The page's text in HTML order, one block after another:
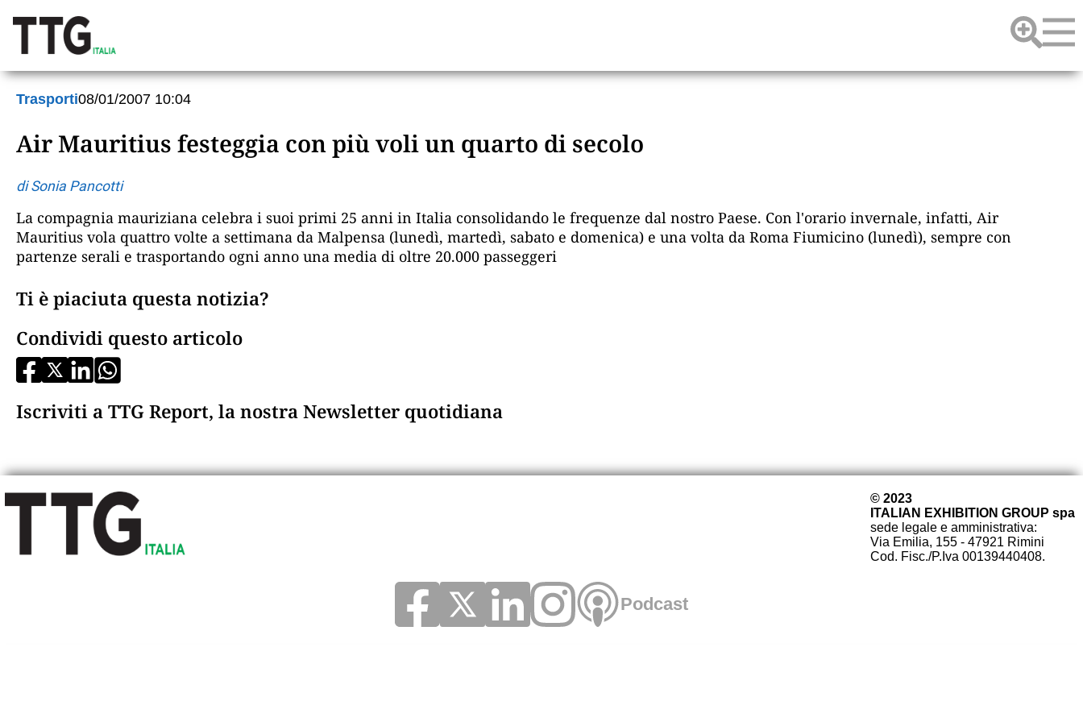
Trasporti08/01/2007 10:04
Air Mauritius festeggia con più voli un quarto di secolo
di Sonia Pancotti
La compagnia mauriziana celebra i suoi primi 25 anni in Italia consolidando le frequenze dal nostro Paese. Con l'orario invernale, infatti, Air
Mauritius vola quattro volte a settimana da Malpensa (lunedì, martedì, sabato e domenica) e una volta da Roma Fiumicino (lunedì), sempre con
partenze serali e trasportando ogni anno una media di oltre 20.000 passeggeri
Ti è piaciuta questa notizia?
Condividi questo articolo
Iscriviti a TTG Report, la nostra Newsletter quotidiana
© 2023
ITALIAN EXHIBITION GROUP spa
sede legale e amministrativa:
Via Emilia, 155 - 47921 Rimini
Cod. Fisc./P.Iva 00139440408.
Podcast